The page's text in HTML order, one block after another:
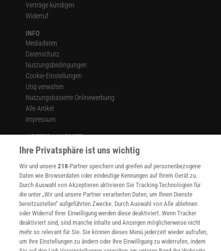
Verträge kündigen
Widerruf
INFO
Mediadaten
Datenschutz
Nutzungsbedingungen
Cookie-Einstellungen
Utiq verwalten
Nutzungsbasierte Onlinewerbung
Alle Artikel
Impressum
WEITERE ANGEBOTE
Angebote für Schulen
Angebote für Institutionen
Sprachen lernen mit Gymglish
Lexika
Für Spektrum schreiben
Zugänglichkeitserklärung
WEBSEITEN
KielSCN
Wissenschaft in die Schulen
Ihre Privatsphäre ist uns wichtig
Wir und unsere218-Partner speichern und greifen auf personenbezogene
Daten wie Browserdaten oder eindeutige Kennungen auf Ihrem Gerät zu.
Durch Auswahl von Akzeptieren aktivieren Sie Tracking-Technologien für
die unter „Wir und unsere Partner verarbeiten Daten, um Ihnen Dienste
bereitzustellen“ aufgeführten Zwecke. Durch Auswahl von Alle ablehnen
oder Widerruf Ihrer Einwilligung werden diese deaktiviert. Wenn Tracker
deaktiviert sind, sind manche Inhalte und Anzeigen möglicherweise nicht
mehr so relevant für Sie. Sie können dieses Menü jederzeit wieder aufrufen,
um Ihre Einstellungen zu ändern oder Ihre Einwilligung zu widerrufen, indem